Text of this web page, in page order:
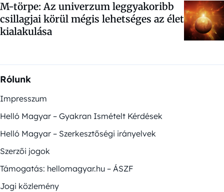
M-törpe: Az univerzum leggyakoribb
csillagjai körül mégis lehetséges az élet
kialakulása
Rólunk
Impresszum
Helló Magyar – Gyakran Ismételt Kérdések
Helló Magyar – Szerkesztőségi irányelvek
Szerzői jogok
Támogatás: hellomagyar.hu – ÁSZF
Jogi közlemény